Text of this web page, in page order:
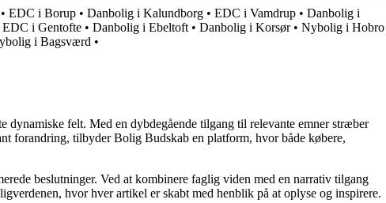
• EDC i Borup • Danbolig i Kalundborg • EDC i Vamdrup • Danbolig i
EDC i Gentofte • Danbolig i Ebeltoft • Danbolig i Korsør• Nybolig i Hobro
i Bagsværd •
felt. Med en dybdegående tilgang til relevante emner stræber
forandring, tilbyder Bolig Budskab en platform, hvor både købere,
beslutninger. Ved at kombinere faglig viden med en narrativ tilgang
hvor hver artikel er skabt med henblik på at oplyse og inspirere.